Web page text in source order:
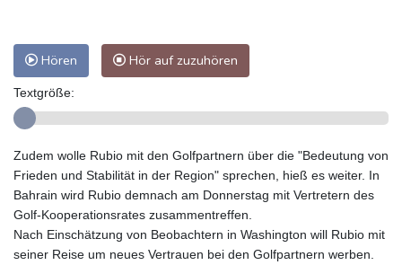
Hören Hör auf zuzuhören
Textgröße:
Zudem wolle Rubio mit den Golfpartnern über die "Bedeutung von
Frieden und Stabilität in der Region" sprechen, hieß es weiter. In
Bahrain wird Rubio demnach am Donnerstag mit Vertretern des
Golf-Kooperationsrates zusammentreffen.
Nach Einschätzung von Beobachtern in Washington will Rubio mit
seiner Reise um neues Vertrauen bei den Golfpartnern werben.